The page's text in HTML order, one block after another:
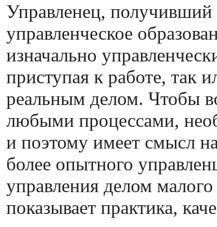
Управленец, получивший
управленческое
изначально
приступая к работе, так
реальным делом. Чтобы
любыми процессами,
и поэтому имеет смысл
более опытного
управления делом
показывает практика,